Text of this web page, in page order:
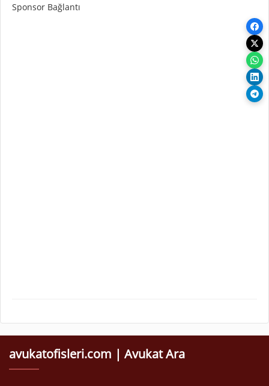
Sponsor Bağlantı
avukatofisleri.com | Avukat Ara